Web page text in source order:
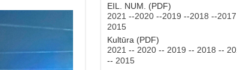
EIL. NUM. (PDF)
2021 --2020--2019 --2018 --2017
2015
Kultūra (PDF)
2021 -- 2020-- 2019 -- 2018 --
-- 2015